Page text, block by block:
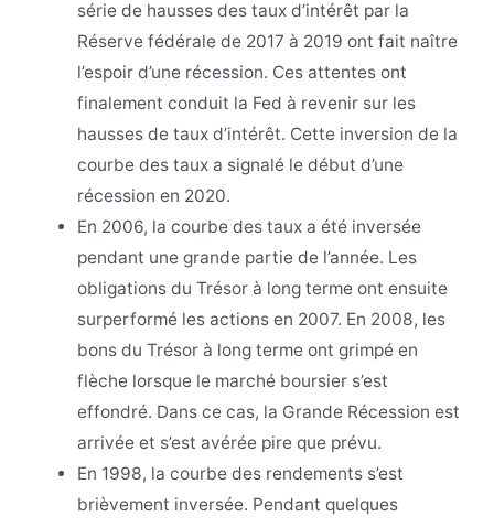
série de hausses des taux d’intérêt par la
Réserve fédérale de 2017 à 2019 ont fait naître
l’espoir d’une récession. Ces attentes ont
finalement conduit la Fed à revenir sur les
hausses de taux d’intérêt. Cette inversion de la
courbe des taux a signalé le début d’une
récession en 2020.
En 2006, la courbe des taux a été inversée
pendant une grande partie de l’année. Les
obligations du Trésor à long terme ont ensuite
surperformé les actions en 2007. En 2008, les
bons du Trésor à long terme ont grimpé en
flèche lorsque le marché boursier s’est
effondré. Dans ce cas, la Grande Récession est
arrivée et s’est avérée pire que prévu.
En 1998, la courbe des rendements s’est
brièvement inversée. Pendant quelques